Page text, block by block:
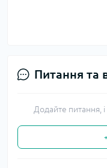
Питання та
Додайте питання,